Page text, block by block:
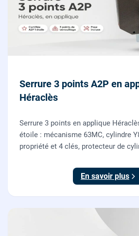
Serrure 3 points A2P en
Héraclès
Serrure 3 points en applique
étoile : mécanisme 63MC, cylindre
propriété et 4 clés, protecteur de
renforcer une porte d'entrée
En savoir plus